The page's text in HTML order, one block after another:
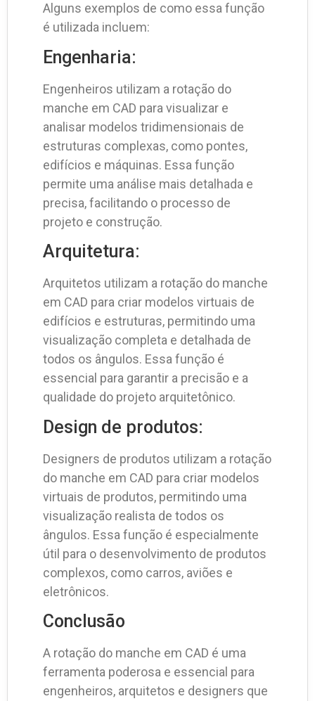
Alguns exemplos de como essa função
é utilizada incluem:
Engenharia:
Engenheiros utilizam a rotação do
manche em CAD para visualizar e
analisar modelos tridimensionais de
estruturas complexas, como pontes,
edifícios e máquinas. Essa função
permite uma análise mais detalhada e
precisa, facilitando o processo de
projeto e construção.
Arquitetura:
Arquitetos utilizam a rotação do manche
em CAD para criar modelos virtuais de
edifícios e estruturas, permitindo uma
visualização completa e detalhada de
todos os ângulos. Essa função é
essencial para garantir a precisão e a
qualidade do projeto arquitetônico.
Design de produtos:
Designers de produtos utilizam a rotação
do manche em CAD para criar modelos
virtuais de produtos, permitindo uma
visualização realista de todos os
ângulos. Essa função é especialmente
útil para o desenvolvimento de produtos
complexos, como carros, aviões e
eletrônicos.
Conclusão
A rotação do manche em CAD é uma
ferramenta poderosa e essencial para
engenheiros, arquitetos e designers que